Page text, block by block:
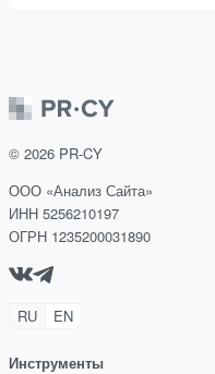
© 2026 PR-CY
ООО «Анализ Сайта»
ИНН 5256210197
ОГРН 1235200031890
RU EN
Инструменты